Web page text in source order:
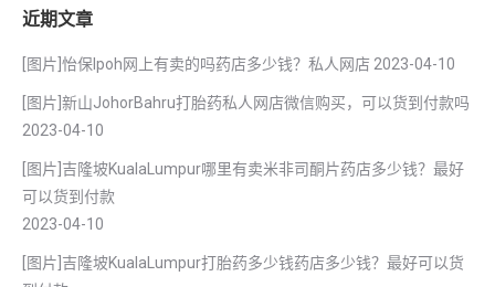
近期文章
[图片]怡保lpoh网上有卖的吗药店多少钱？私人网店 2023-04-10
[图片]新山JohorBahru打胎药私人网店微信购买，可以货到付款吗
2023-04-10
[图片]吉隆坡KualaLumpur哪里有卖米非司酮片药店多少钱？最好
可以货到付款
2023-04-10
[图片]吉隆坡KualaLumpur打胎药多少钱药店多少钱？最好可以货